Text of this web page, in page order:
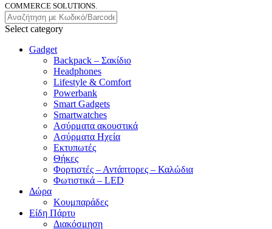
COMMERCE SOLUTIONS.
Select category
Gadget
Backpack – Σακίδιο
Headphones
Lifestyle & Comfort
Powerbank
Smart Gadgets
Smartwatches
Ασύρματα ακουστικά
Ασύρματα Ηχεία
Εκτυπωτές
Θήκες
Φορτιστές – Αντάπτορες – Καλώδια
Φωτιστικά – LED
Δώρα
Κουμπαράδες
Είδη Πάρτυ
Διακόσμηση